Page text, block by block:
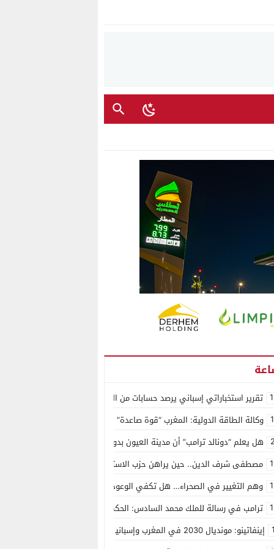
تقرير استخباراتي إسباني يرصد حسابات من الجزائر وأرقاما بـ”213+” ضمن حملة رقمية منظمة حرّضت على اقتحام سبتة
وكالة الطاقة الدولية: المغرب “قوة صاعدة” في سوق المعادن الاستراتيجية
هل يعلم “دونالد ترامب” أن مدينة العيون بدون ماء؟
مصطفى شرف الدين.. حين يراهن حزب الاستقلال على الكفاءة ويمنح الشباب
وهم التغيير في الصحراء… هل تكفي الوعود الفارغة لصناعة الواقع؟
ترامب في رسالة للملك محمد السادس: الحكم الذاتي هو الأساس الوحيد لحل
إينفاتينو: مونديال 2030 في المغرب وإسبانيا والبرتغال سيكون “الأجمل في التاريخ”